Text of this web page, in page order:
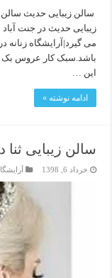
سالن زیبایی حدیث سالن
زیبایی حدیث در جنت آباد
باشد.سبک کار عروس بک
این …
ادامه نوشته »
سالن زیبایی ثنا
خرداد 6, 1398